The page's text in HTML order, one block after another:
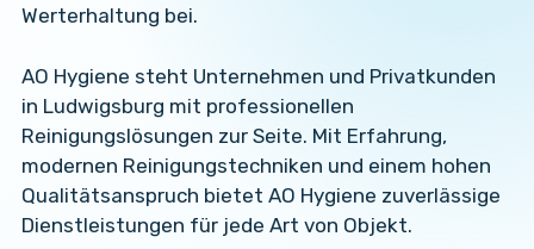
Werterhaltung bei.
AO Hygiene steht Unternehmen und Privatkunden
in Ludwigsburg mit professionellen
Reinigungslösungen zur Seite. Mit Erfahrung,
modernen Reinigungstechniken und einem hohen
Qualitätsanspruch bietet AO Hygiene zuverlässige
Dienstleistungen für jede Art von Objekt.